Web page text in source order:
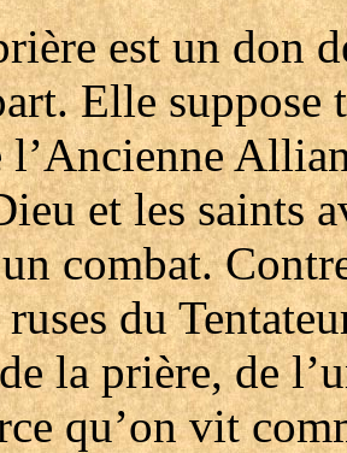
est un don
Elle
l’Ancienne
et les saints
combat.
du
la prière, de
qu’on vit